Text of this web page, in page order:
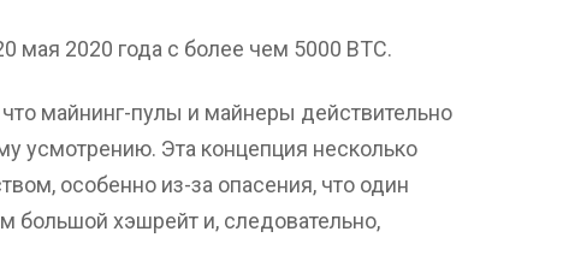
мая 2020 года с более чем 5000 BTC.
майнинг-пулы и майнеры действительно
усмотрению. Эта концепция несколько
особенно из-за опасения, что один
большой хэшрейт и, следовательно,